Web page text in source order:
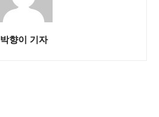
박향이 기자